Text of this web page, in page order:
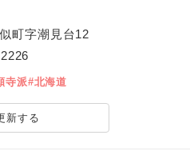
町字潮見台12
寺派#北海道
新する